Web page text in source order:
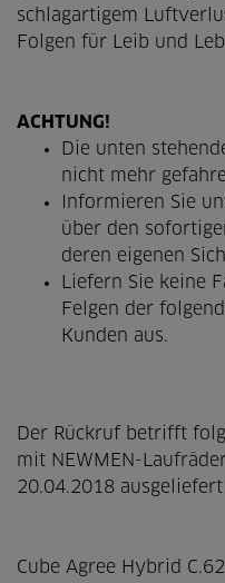
schlagartigem
Folgen für Leib und
ACHTUNG!
Die unten
nicht mehr
Informieren Sie
über den
deren eigenen
Liefern Sie keine
Felgen der
Kunden aus.
Der Rückruf betrifft
mit NEWMEN-
20.04.2018
Cube Agree Hybrid